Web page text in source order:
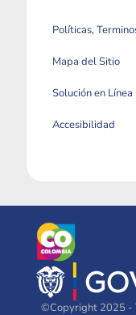
Políticas,
Mapa del Sitio
Solución en Línea
Accesibilidad
©Copyright 2025 -